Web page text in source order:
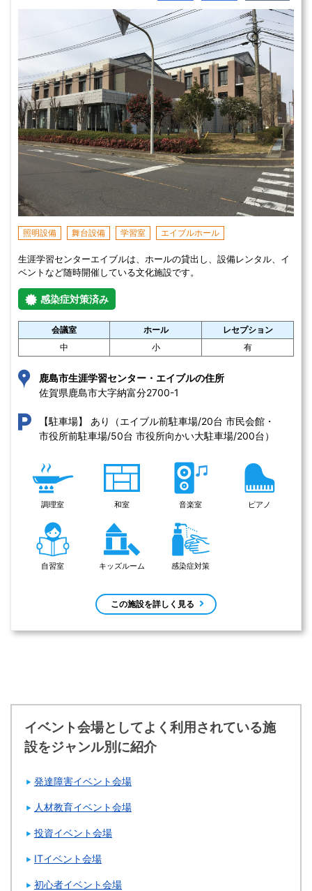
照明設備 舞台設備 学習室 エイブルホール
生涯学習センターエイブルは、ホールの貸出し、設備レンタル、イ
ベントなど随時開催している文化施設です。
感染症対策済み
会議室 ホール
レセプション
中
小 有
鹿島市生涯学習センター・エイブルの住所
佐賀県鹿島市大字納富分2700-1
【駐車場】
あり（エイブル前駐車場/20台 市民会館・
市役所前駐車場/50台 市役所向かい大駐車場/200台）
調理室 和室 音楽室 ピアノ
自習室 キッズルーム 感染症対策
この施設を詳しく見る
イベント会場としてよく利用されている施
設をジャンル別に紹介
発達障害イベント会場
人材教育イベント会場
投資イベント会場
ITイベント会場
初心者イベント会場